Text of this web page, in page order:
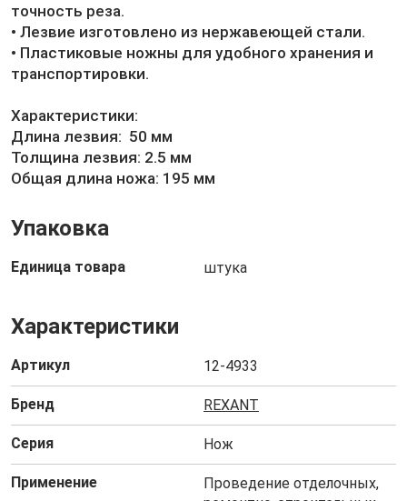
точность реза.
• Лезвие изготовлено из нержавеющей стали.
• Пластиковые ножны для удобного хранения и
транспортировки.
Характеристики:
Длина лезвия: 50 мм
Толщина лезвия: 2.5 мм
Общая длина ножа: 195 мм
Упаковка
Единица товара штука
Характеристики
Артикул 12-4933
Бренд REXANT
Серия Нож
Применение
Проведение отделочных,